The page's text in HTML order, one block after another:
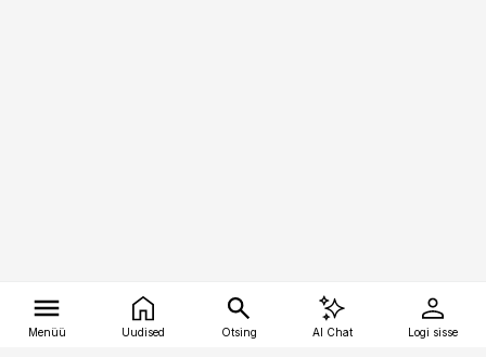
Menüü Uudised Otsing AI Chat Logi sisse